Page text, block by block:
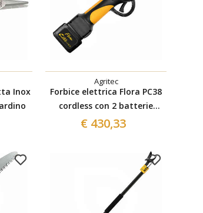
Inox
Agritec
Forbice elettrica Flora PC38
cordless con 2 batterie
Agritec
€ 430,33